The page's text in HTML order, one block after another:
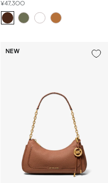
セ
ー
ル
¥47,300
NEW